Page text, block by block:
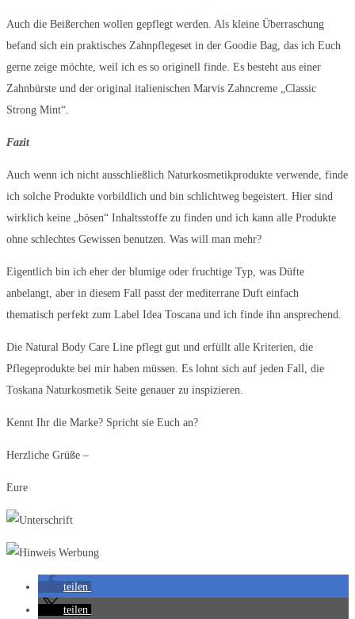
Auch die Beißerchen wollen gepflegt werden. Als kleine Überraschung
befand sich ein praktisches Zahnpflegeset in der Goodie Bag, das ich Euch
gerne zeige möchte, weil ich es so originell finde. Es besteht aus einer
Zahnbürste und der original italienischen Marvis Zahncreme „Classic
Strong Mint“.
Fazit
Auch wenn ich nicht ausschließlich Naturkosmetikprodukte verwende, finde
ich solche Produkte vorbildlich und bin schlichtweg begeistert. Hier sind
wirklich keine „bösen“ Inhaltsstoffe zu finden und ich kann alle Produkte
ohne schlechtes Gewissen benutzen. Was will man mehr?
Eigentlich bin ich eher der blumige oder fruchtige Typ, was Düfte
anbelangt, aber in diesem Fall passt der mediterrane Duft einfach
thematisch perfekt zum Label Idea Toscana und ich finde ihn ansprechend.
Die Natural Body Care Line pflegt gut und erfüllt alle Kriterien, die
Pflegeprodukte bei mir haben müssen. Es lohnt sich auf jeden Fall, die
Toskana Naturkosmetik Seite genauer zu inspizieren.
Kennt Ihr die Marke? Spricht sie Euch an?
Herzliche Grüße –
Eure
teilen
teilen